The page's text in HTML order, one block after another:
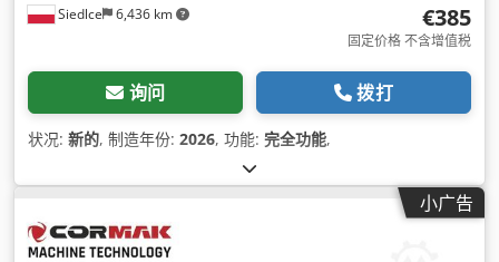
Siedlce 6,436 km €385
固定价格 不含增值税
询问 拨打
状况: 新的, 制造年份: 2026, 功能: 完全功能,
小广告